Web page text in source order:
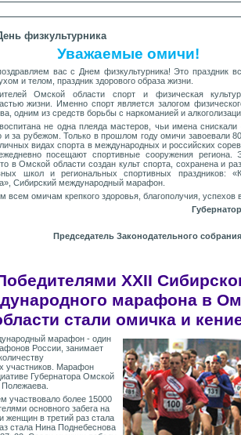
физкультурника
Уважаемые омичи!
вас с Днем физкультурника! Это праздник
и телом, праздник здорового образа жизни.
Омской области спорт и физическая
жизни. Именно спорт является залогом
одним из средств борьбы с наркоманией и
не одна плеяда мастеров, чьи имена снискали
и за рубежом. Только в прошлом году омичи завоевали
видах спорта в международных и российских
посещают спортивные сооружения региона.
в Омской области создан культ спорта, сохранена и
школ и региональных спортивных праздников:
Сибирский международный марафон.
всем омичам крепкого здоровья, благополучия, успехов
Председатель Законодательного
XXII
марафона в
стали омичка и
марафон - один
России, занимает
участников. Марафон
Губернатора Омской
участвовало более 15000
основного забега на
женщин в третий раз стала
стала Нина Поднебеснова